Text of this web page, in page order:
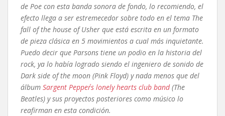
de Poe con esta banda sonora de fondo, lo recomiendo, el
efecto llega a ser estremecedor sobre todo en el tema The
fall of the house of Usher que está escrita en un formato
de pieza clásica en 5 movimientos a cual más inquietante.
Puedo decir que Parsons tiene un podio en la historia del
rock, ya lo había logrado siendo el ingeniero de sonido de
Dark side of the moon (Pink Floyd) y nada menos que del
álbum Sargent Pepper´s lonely hearts club band(The
Beatles) y sus proyectos posteriores como músico lo
reafirman en esta condición.